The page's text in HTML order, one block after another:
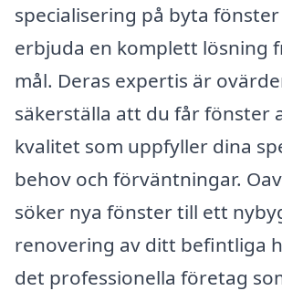
specialisering på byta fönster
erbjuda en komplett lösning
mål. Deras expertis är
säkerställa att du får fönster
kvalitet som uppfyller dina
behov och förväntningar.
söker nya fönster till ett
renovering av ditt befintliga
det professionella företag